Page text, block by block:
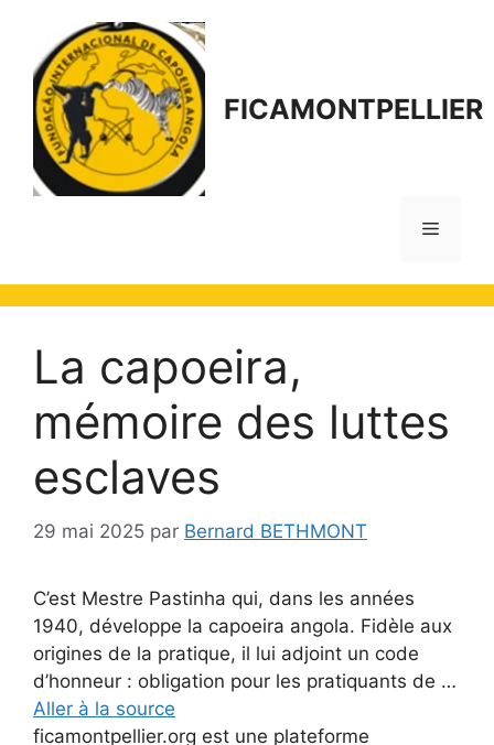
contenu
FICAMONTPELLIER
Menu
La capoeira,
mémoire des luttes
esclaves
29 mai 2025 par Bernard BETHMONT
C’est Mestre Pastinha qui, dans les années
1940, développe la capoeira angola. Fidèle aux
origines de la pratique, il lui adjoint un code
d’honneur : obligation pour les pratiquants de …
Aller à la source
ficamontpellier.org est une plateforme